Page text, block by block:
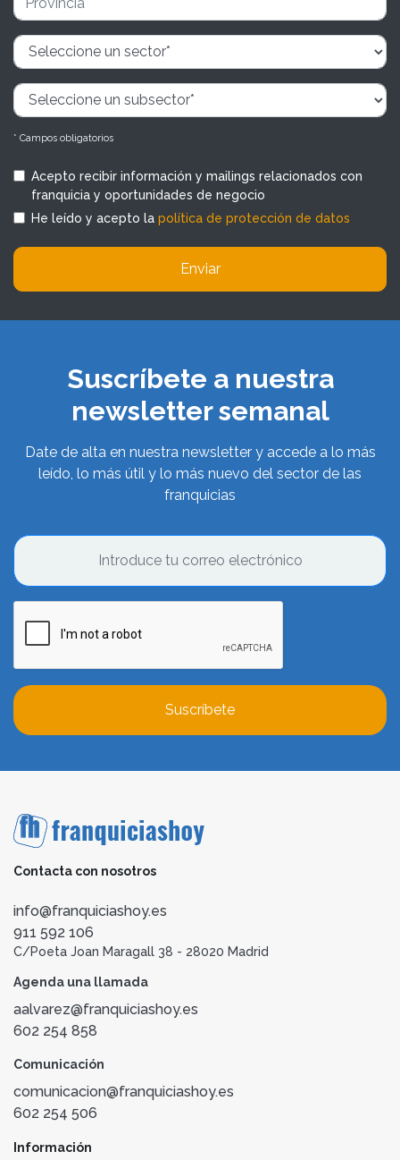
* Campos obligatorios
Acepto recibir información y mailings relacionados con
franquicia y oportunidades de negocio
He leído y acepto la política de protección de datos
Enviar
Suscríbete a nuestra
newsletter semanal
Date de alta en nuestra newsletter y accede a lo más
leído, lo más útil y lo más nuevo del sector de las
franquicias
Suscríbete
Contacta con nosotros
info@franquiciashoy.es
911 592 106
C/Poeta Joan Maragall 38 - 28020 Madrid
Agenda una llamada
aalvarez@franquiciashoy.es
602 254 858
Comunicación
comunicacion@franquiciashoy.es
602 254 506
Información